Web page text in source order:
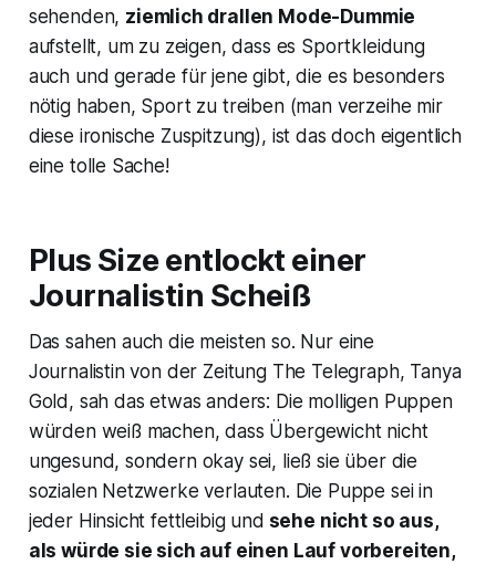
sehenden, ziemlich drallen Mode-Dummie
aufstellt, um zu zeigen, dass es Sportkleidung
auch und gerade für jene gibt, die es besonders
nötig haben, Sport zu treiben (man verzeihe mir
diese ironische Zuspitzung), ist das doch eigentlich
eine tolle Sache!
Plus Size entlockt einer
Journalistin Scheiß
Das sahen auch die meisten so. Nur eine
Journalistin von der Zeitung The Telegraph, Tanya
Gold, sah das etwas anders: Die molligen Puppen
würden weiß machen, dass Übergewicht nicht
ungesund, sondern okay sei, ließ sie über die
sozialen Netzwerke verlauten. Die Puppe sei in
jeder Hinsicht fettleibig und sehe nicht so aus,
als würde sie sich auf einen Lauf vorbereiten,